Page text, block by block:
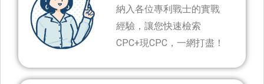
納入各位專利戰士的實戰
經驗，讓您快速檢索
CPC+現CPC，一網打盡！